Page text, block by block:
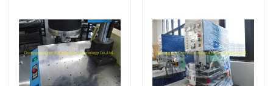
超音波プラスチック溶接機
ポリ塩化ビニールのプラスチック溶接機